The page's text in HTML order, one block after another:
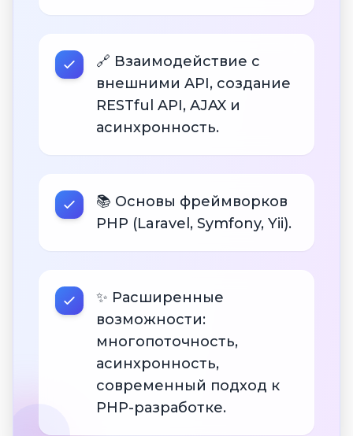
🔗 Взаимодействие с
внешними API, создание
RESTful API, AJAX и
асинхронность.
📚 Основы фреймворков
PHP (Laravel, Symfony, Yii).
✨ Расширенные
возможности:
многопоточность,
асинхронность,
современный подход к
PHP-разработке.